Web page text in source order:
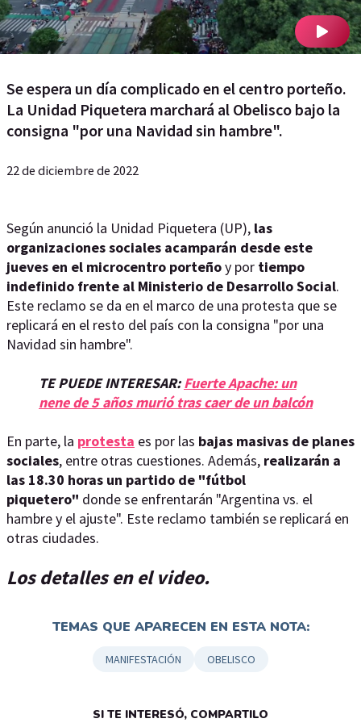
Se espera un día complicado en el centro porteño.
La Unidad Piquetera marchará al Obelisco bajo la
consigna "por una Navidad sin hambre".
22 de diciembre de 2022
Según anunció la Unidad Piquetera (UP), las
organizaciones sociales acamparán desde este
jueves en el microcentro porteñoy por tiempo
indefinido frente al Ministerio de Desarrollo Social.
Este reclamo se da en el marco de una protesta que se
replicará en el resto del país con la consigna "por una
Navidad sin hambre".
TE PUEDE INTERESAR:Fuerte Apache: un
nene de 5 años murió tras caer de un balcón
En parte, la protesta es por las bajas masivas de planes
sociales, entre otras cuestiones. Además, realizarán a
las 18.30 horas un partido de "fútbol
piquetero" donde se enfrentarán "Argentina vs. el
hambre y el ajuste". Este reclamo también se replicará en
otras ciudades.
Los detalles en el video.
TEMAS QUE APARECEN EN ESTA NOTA:
MANIFESTACIÓN OBELISCO
SI TE INTERESÓ, COMPARTILO